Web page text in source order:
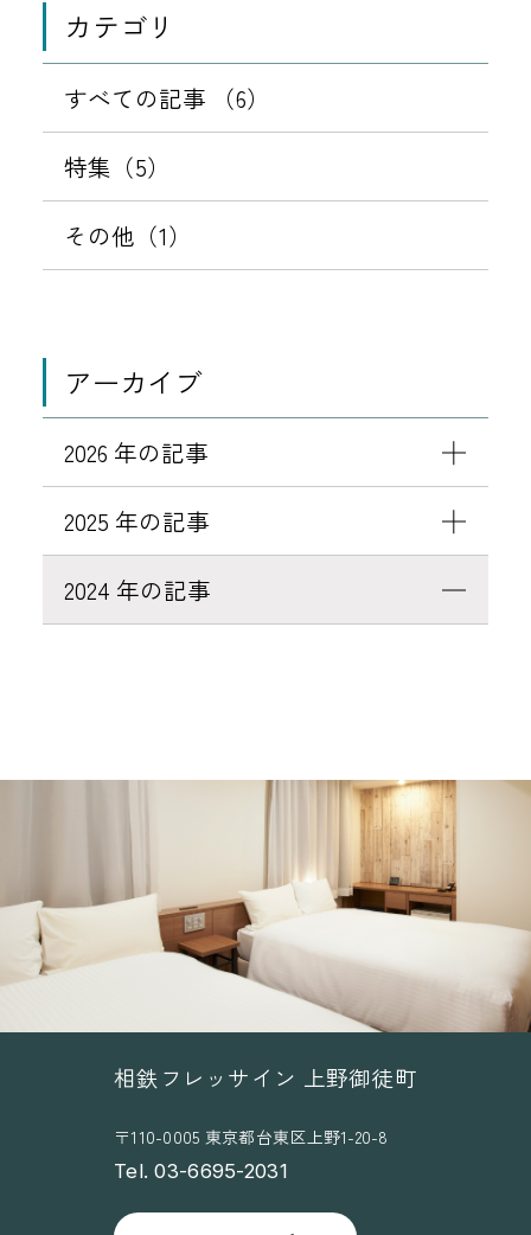
月
9
ャ
マ
販
売
中
！
カテゴリ
すべての記事 （6）
特集（5）
その他（1）
アーカイブ
2026 年の記事
2025 年の記事
2024 年の記事
相鉄フレッサイン 上野御徒町
〒110-0005 東京都台東区上野1-20-8
Tel. 03-6695-2031